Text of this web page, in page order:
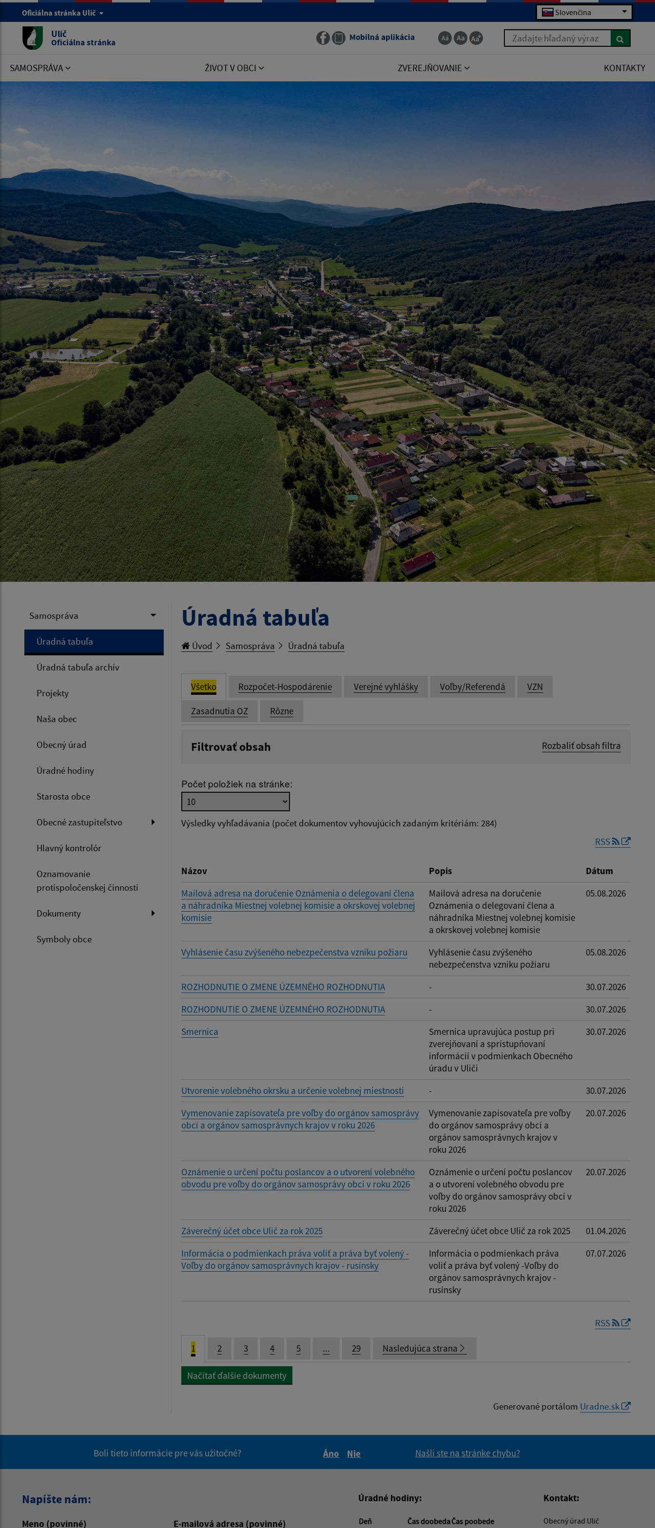
Oficiálna stránka Ulič Slovenčina
Ulič
Oficiálna stránka Mobilná aplikácia Zadajte hľadaný výraz
SAMOSPRÁVA ŽIVOT V OBCI ZVEREJŇOVANIE KONTAKTY
Samospráva
Úradná tabuľa
Úradná tabuľa archív
Projekty
Naša obec
Obecný úrad
Úradné hodiny
Starosta obce
Obecné zastupiteľstvo
Hlavný kontrolór
Oznamovanie
protispoločenskej činnosti
Dokumenty
Symboly obce
Úradná tabuľa
Úvod Samospráva Úradná tabuľa
Všetko Rozpočet-Hospodárenie Verejné vyhlášky Voľby/Referendá VZN
Zasadnutia OZ Rôzne
Filtrovať obsah Rozbaliť obsah filtra
Dátum zverejnenia do:
Počet položiek na stránke:
Výsledky vyhľadávania (počet dokumentov vyhovujúcich zadaným kritériám: 284)
RSS
Názov Popis
Dátum
Mailová adresa na doručenie Oznámenia o delegovaní člena
a náhradníka Miestnej volebnej komisie a okrskovej volebnej
komisie
Mailová adresa na doručenie
Oznámenia o delegovaní člena a
náhradníka Miestnej volebnej komisie
a okrskovej volebnej komisie
05.08.2026
Vyhlásenie času zvýšeného nebezpečenstva vzniku požiaru
Vyhlásenie času zvýšeného
nebezpečenstva vzniku požiaru
05.08.2026
ROZHODNUTIE O ZMENE ÚZEMNÉHO ROZHODNUTIA -
30.07.2026
ROZHODNUTIE O ZMENE ÚZEMNÉHO ROZHODNUTIA
-
30.07.2026
Smernica
Smernica upravujúca postup pri
zverejňovaní a sprístupňovaní
informácií v podmienkach Obecného
úradu v Uliči
30.07.2026
Utvorenie volebného okrsku a určenie volebnej miestnosti -
30.07.2026
Vymenovanie zapisovateľa pre voľby do orgánov samosprávy
obcí a orgánov samosprávnych krajov v roku 2026
Vymenovanie zapisovateľa pre voľby
do orgánov samosprávy obcí a
orgánov samosprávnych krajov v
roku 2026
20.07.2026
Oznámenie o určení počtu poslancov a o utvorení volebného
obvodu pre voľby do orgánov samosprávy obcí v roku 2026
Oznámenie o určení počtu poslancov
a o utvorení volebného obvodu pre
voľby do orgánov samosprávy obcí v
roku 2026
20.07.2026
Záverečný účet obce Ulič za rok 2025 Záverečný účet obce Ulič za rok 2025
01.04.2026
Informácia o podmienkach práva voliť a práva byť volený -
Voľby do orgánov samosprávnych krajov - rusínsky
Informácia o podmienkach práva
voliť a práva byť volený -Voľby do
orgánov samosprávnych krajov -
rusínsky
07.07.2026
RSS
1 2 3 4 5 ... 29 Nasledujúca strana
Načítať ďalšie dokumenty
Generované portálom Uradne.sk
Boli tieto informácie pre vás užitočné?
Áno
Nie
Našli ste na stránke chybu?
Napíšte nám:
Meno (povinné) E-mailová adresa (povinné)
Úradné hodiny:
Deň Čas doobedaČas poobede
Kontakt:
Obecný úrad Ulič